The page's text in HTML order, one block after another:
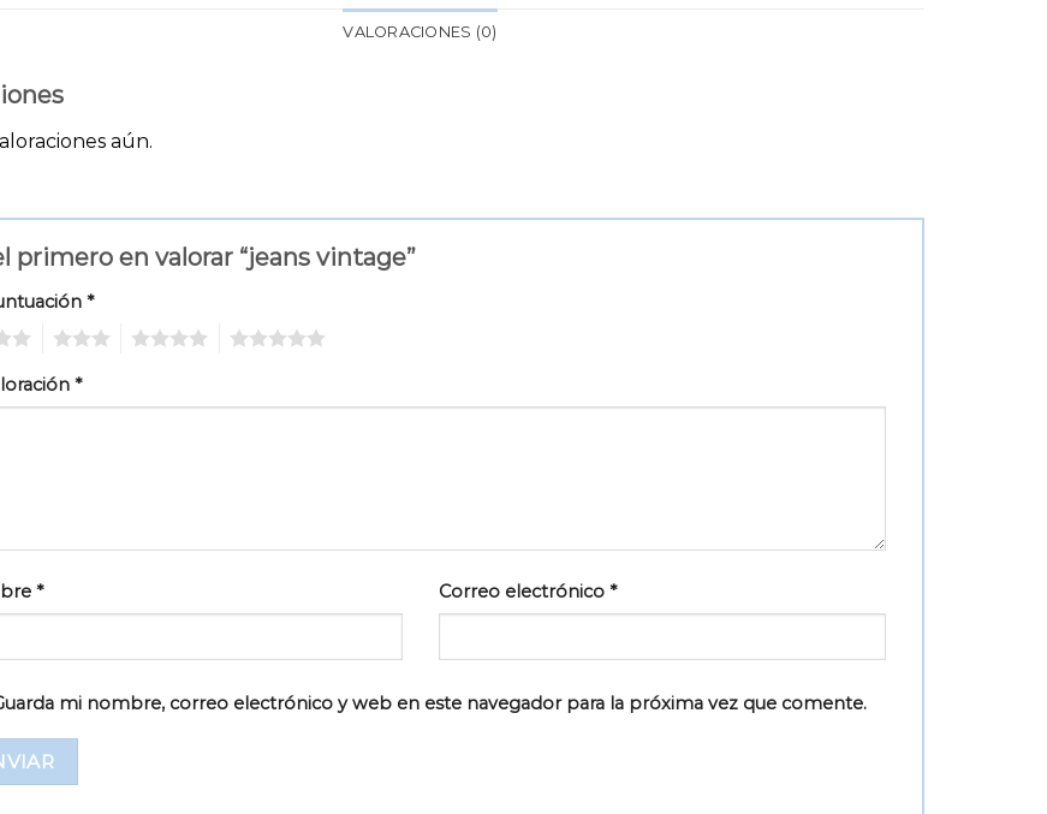
VALORACIONES (0)
aún.
primero en valorar “jeans vintage”
*
*
* Correo electrónico *
mi nombre, correo electrónico y web en este navegador para la próxima vez que comente.